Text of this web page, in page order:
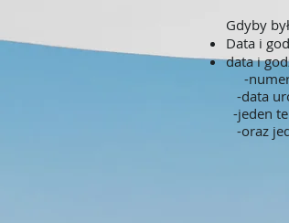
Gdyby
Data i
data i
-
-data
-jeden
-oraz